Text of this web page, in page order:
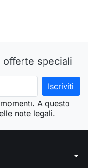
offerte speciali
A questo
note legali.
arrow_drop_down